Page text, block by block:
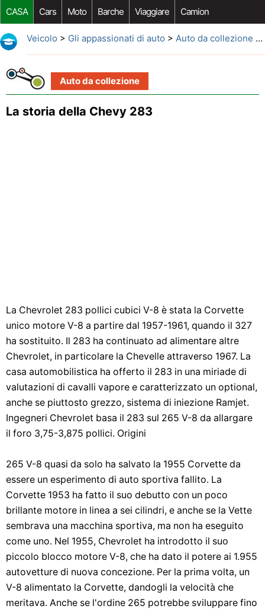
CASA Cars Moto Barche Viaggiare Camion
Riparazione Auto Acquisto Auto Car Opzioni Aftermarket
Veicolo > Gli appassionati di auto > Auto da collezione
Auto da collezione
La storia della Chevy 283
La Chevrolet 283 pollici cubici V-8 è stata la Corvette
unico motore V-8 a partire dal 1957-1961, quando il 327
ha sostituito. Il 283 ha continuato ad alimentare altre
Chevrolet, in particolare la Chevelle attraverso 1967. La
casa automobilistica ha offerto il 283 in una miriade di
valutazioni di cavalli vapore e caratterizzato un optional,
anche se piuttosto grezzo, sistema di iniezione Ramjet.
Ingegneri Chevrolet basa il 283 sul 265 V-8 da allargare
il foro 3,75-3,875 pollici. Origini
265 V-8 quasi da solo ha salvato la 1955 Corvette da
essere un esperimento di auto sportiva fallito. La
Corvette 1953 ha fatto il suo debutto con un poco
brillante motore in linea a sei cilindri, e anche se la Vette
sembrava una macchina sportiva, ma non ha eseguito
come uno. Nel 1955, Chevrolet ha introdotto il suo
piccolo blocco motore V-8, che ha dato il potere ai 1.955
autovetture di nuova concezione. Per la prima volta, un
V-8 alimentato la Corvette, dandogli la velocità che
meritava. Anche se l'ordine 265 potrebbe sviluppare fino